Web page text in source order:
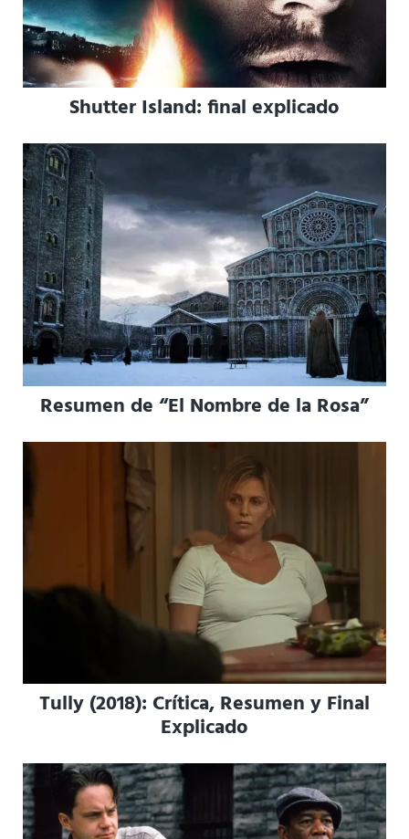
Shutter Island: final explicado
Resumen de “El Nombre de la Rosa”
Tully (2018): Crítica, Resumen y Final
Explicado